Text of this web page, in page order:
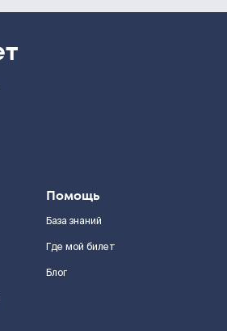
Помощь
База знаний
Где мой билет
Блог